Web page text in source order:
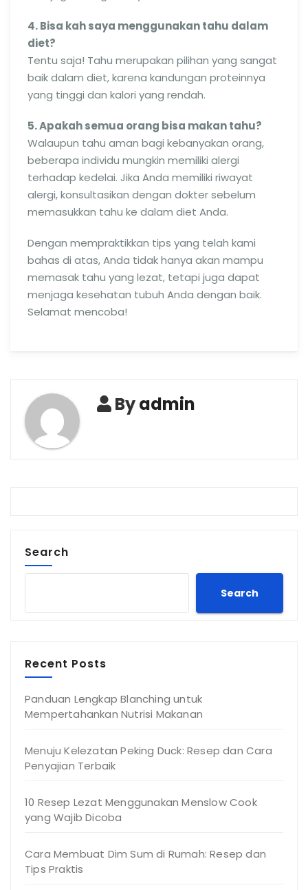
4. Bisa kah saya menggunakan tahu dalam
diet?
Tentu saja! Tahu merupakan pilihan yang sangat
baik dalam diet, karena kandungan proteinnya
yang tinggi dan kalori yang rendah.
5. Apakah semua orang bisa makan tahu?
Walaupun tahu aman bagi kebanyakan orang,
beberapa individu mungkin memiliki alergi
terhadap kedelai. Jika Anda memiliki riwayat
alergi, konsultasikan dengan dokter sebelum
memasukkan tahu ke dalam diet Anda.
Dengan mempraktikkan tips yang telah kami
bahas di atas, Anda tidak hanya akan mampu
memasak tahu yang lezat, tetapi juga dapat
menjaga kesehatan tubuh Anda dengan baik.
Selamat mencoba!
Byadmin
Search
Search
Recent Posts
Panduan Lengkap Blanching untuk
Mempertahankan Nutrisi Makanan
Menuju Kelezatan Peking Duck: Resep dan Cara
Penyajian Terbaik
10 Resep Lezat Menggunakan Menslow Cook
yang Wajib Dicoba
Cara Membuat Dim Sum di Rumah: Resep dan
Tips Praktis